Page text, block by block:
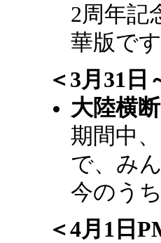
2周年記
華版です
＜3月31日
大陸横
期間中
で、み
今のう
＜4月1日